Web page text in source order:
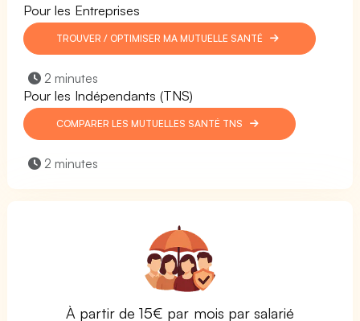
Pour les Entreprises
TROUVER / OPTIMISER MA MUTUELLE SANTÉ
2 minutes
Pour les Indépendants (TNS)
COMPARER LES MUTUELLES SANTÉ TNS
2 minutes
À partir de 15€ par mois par salarié